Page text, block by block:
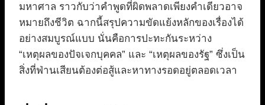
มหาศาล ราวกับว่าคำพูดที่ผิดพลาดเพียงคำเดียวอาจ
หมายถึงชีวิต ฉากนี้สรุปความขัดแย้งหลักของเรื่องได้
อย่างสมบูรณ์แบบ นั่นคือการปะทะกันระหว่าง
“เหตุผลของปัจเจกบุคคล” และ “เหตุผลของรัฐ” ซึ่งเป็น
สิ่งที่ฟ่านเสียนต้องต่อสู้และหาทางรอดอยู่ตลอดเวลา